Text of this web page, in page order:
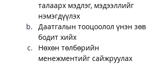
талаарх мэдлэг, мэдээллийг
нэмэгдүүлэх
Даатгалын тооцоолол үнэн зөв
бодит хийх
Нөхөн төлбөрийн
менежментийг сайжруулах